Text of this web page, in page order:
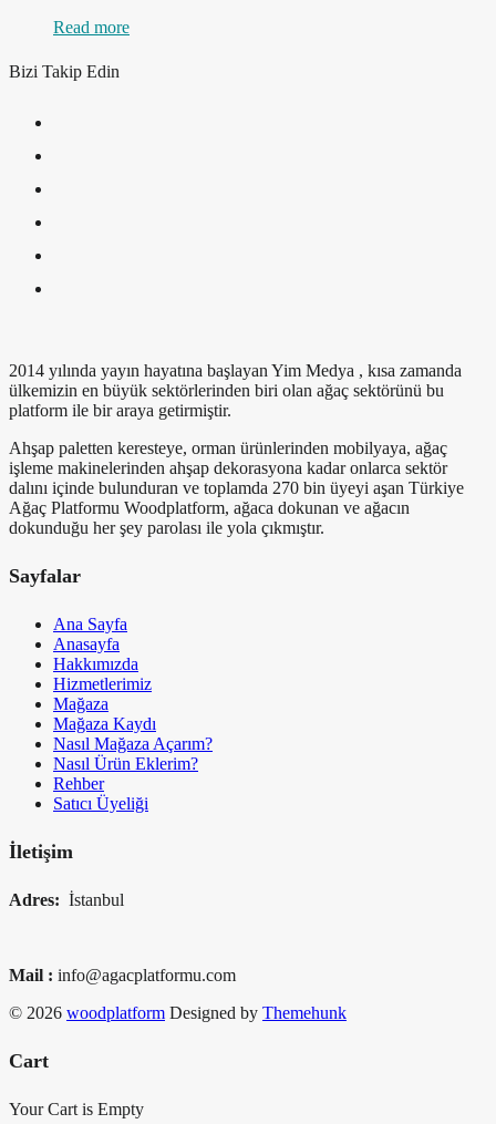
Read more
Bizi Takip Edin
2014 yılında yayın hayatına başlayan Yim Medya , kısa zamanda
ülkemizin en büyük sektörlerinden biri olan ağaç sektörünü bu
platform ile bir araya getirmiştir.
Ahşap paletten keresteye, orman ürünlerinden mobilyaya, ağaç
işleme makinelerinden ahşap dekorasyona kadar onlarca sektör
dalını içinde bulunduran ve toplamda 270 bin üyeyi aşan Türkiye
Ağaç Platformu Woodplatform, ağaca dokunan ve ağacın
dokunduğu her şey parolası ile yola çıkmıştır.
Sayfalar
Ana Sayfa
Anasayfa
Hakkımızda
Hizmetlerimiz
Mağaza
Mağaza Kaydı
Nasıl Mağaza Açarım?
Nasıl Ürün Eklerim?
Rehber
Satıcı Üyeliği
İletişim
Adres: İstanbul
Mail : info@agacplatformu.com
© 2026 woodplatform Designed by Themehunk
Cart
Your Cart is Empty